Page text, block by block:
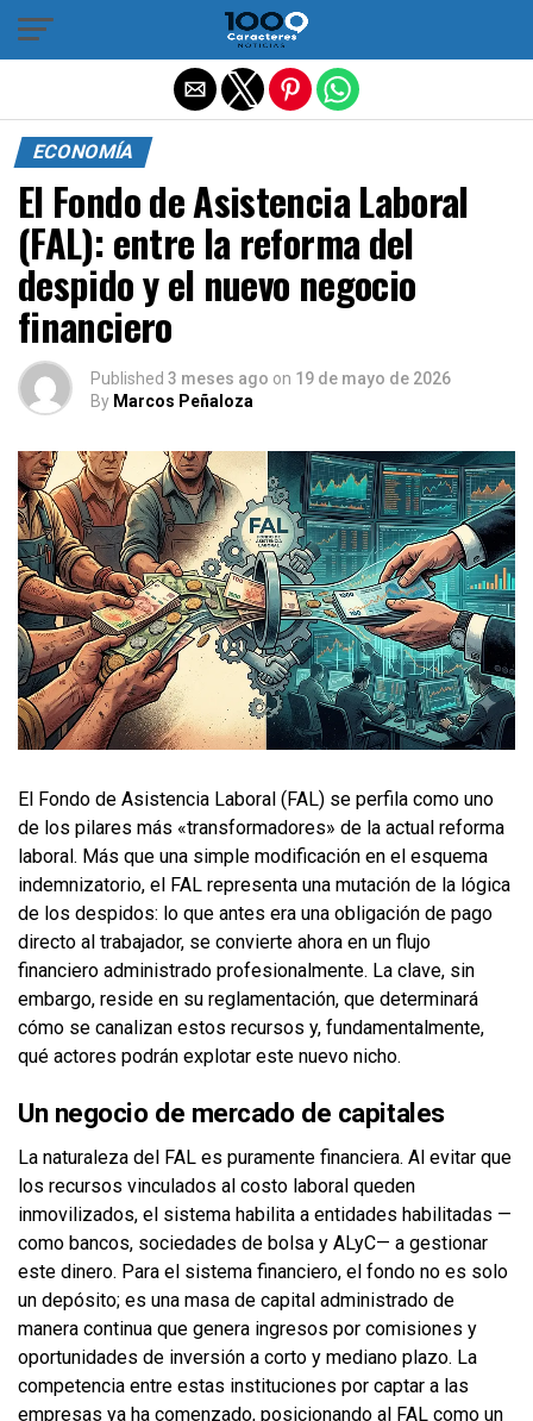
ECONOMÍA
El Fondo de Asistencia Laboral
(FAL): entre la reforma del
despido y el nuevo negocio
financiero
Published 3 meses ago on 19 de mayo de 2026
By Marcos Peñaloza
El Fondo de Asistencia Laboral (FAL) se perfila como uno
de los pilares más «transformadores» de la actual reforma
laboral. Más que una simple modificación en el esquema
indemnizatorio, el FAL representa una mutación de la lógica
de los despidos: lo que antes era una obligación de pago
directo al trabajador, se convierte ahora en un flujo
financiero administrado profesionalmente. La clave, sin
embargo, reside en su reglamentación, que determinará
cómo se canalizan estos recursos y, fundamentalmente,
qué actores podrán explotar este nuevo nicho.
Un negocio de mercado de capitales
La naturaleza del FAL es puramente financiera. Al evitar que
los recursos vinculados al costo laboral queden
inmovilizados, el sistema habilita a entidades habilitadas —
como bancos, sociedades de bolsa y ALyC— a gestionar
este dinero. Para el sistema financiero, el fondo no es solo
un depósito; es una masa de capital administrado de
manera continua que genera ingresos por comisiones y
oportunidades de inversión a corto y mediano plazo. La
competencia entre estas instituciones por captar a las
empresas ya ha comenzado, posicionando al FAL como un
Salir de la versión móvil